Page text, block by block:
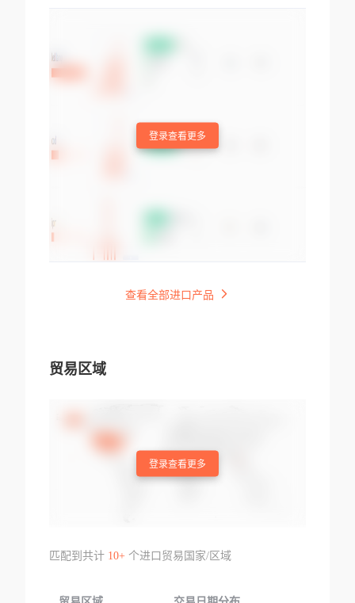
登录查看更多
查看全部进口产品
贸易区域
登录查看更多
匹配到共计 10+个进口贸易国家/区域